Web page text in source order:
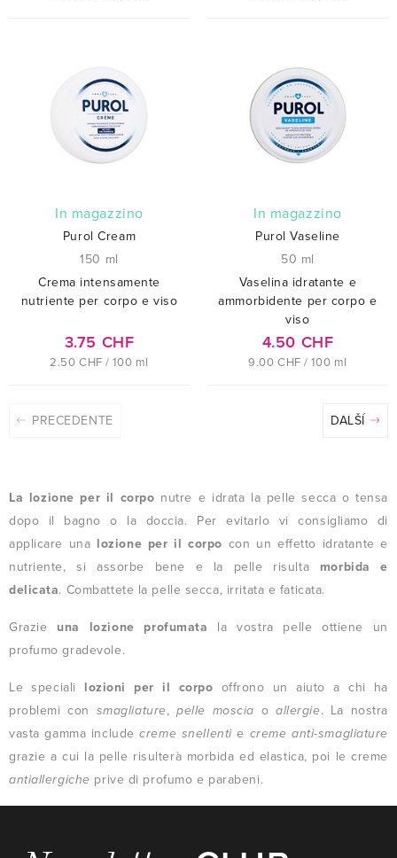
In magazzino
Purol Cream
150 ml
Crema intensamente
nutriente per corpo e viso
3.75 CHF
2.50 CHF / 100 ml
In magazzino
Purol Vaseline
50 ml
Vaselina idratante e
ammorbidente per corpo e
viso
4.50 CHF
9.00 CHF / 100 ml
PRECEDENTE DALŠÍ
La lozione per il corpo nutre e idrata la pelle secca o tensa
dopo il bagno o la doccia. Per evitarlo vi consigliamo di
applicare una lozione per il corpo con un effetto idratante e
nutriente, si assorbe bene e la pelle risulta morbida e
delicata. Combattete la pelle secca, irritata e faticata.
Grazie una lozione profumata la vostra pelle ottiene un
profumo gradevole.
Le speciali lozioni per il corpo offrono un aiuto a chi ha
problemi con smagliature,pelle moscia oallergie. La nostra
vasta gamma includecreme snellentie creme anti-smagliature
grazie a cui la pelle risulterà morbida ed elastica, poi le creme
antiallergiche prive di profumo e parabeni.